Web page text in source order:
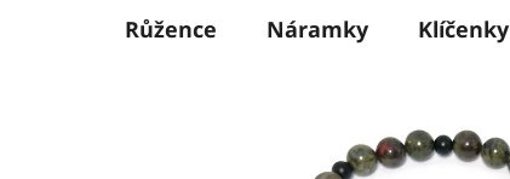
Růžence Náramky Klíčenky